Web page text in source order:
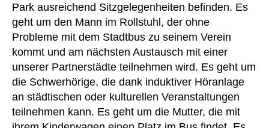
Park ausreichend Sitzgelegenheiten befinden. Es
geht um den Mann im Rollstuhl, der ohne
Probleme mit dem Stadtbus zu seinem Verein
kommt und am nächsten Austausch mit einer
unserer Partnerstädte teilnehmen wird. Es geht um
die Schwerhörige, die dank induktiver Höranlage
an städtischen oder kulturellen Veranstaltungen
teilnehmen kann. Es geht um die Mutter, die mit